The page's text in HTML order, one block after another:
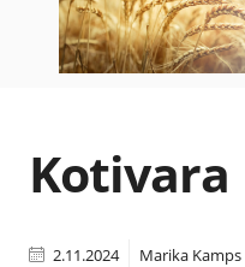
Kotivara
2.11.2024 Marika Kamps